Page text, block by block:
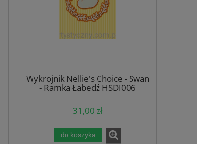
Wykrojnik Nellie's Choice - Swan
- Ramka Łabędź HSDJ006
31,00 zł
do koszyka